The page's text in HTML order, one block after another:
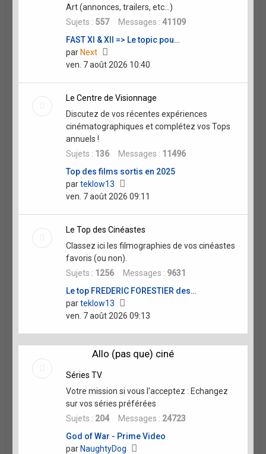
Art (annonces, trailers, etc...)
Sujets : 557Messages :41109
FAST XI & XII => Le topic pou…
par Next
le
ven. 7 août 2026 10:40
Le Centre de Visionnage
Discutez de vos récentes expériences
cinématographiques et complétez vos Tops
annuels !
Sujets : 136 Messages : 11496
Top des films sortis en 2025
parteklow13
le
ven. 7 août 2026 09:11
Le Top des Cinéastes
Classez ici les filmographies de vos cinéastes
favoris (ou non).
Sujets : 1256 Messages : 9631
Le top FREDERIC FORESTIER des…
parteklow13
le
ven. 7 août 2026 09:13
Allo (pas que) ciné
Séries TV
Votre mission si vous l'acceptez : Echangez
sur vos séries préférées
Sujets : 204Messages : 24723
God of War - Prime Video
par NaughtyDog